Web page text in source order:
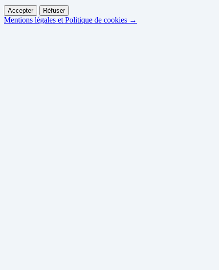
Accepter Réfuser
Mentions légales et Politique de cookies →